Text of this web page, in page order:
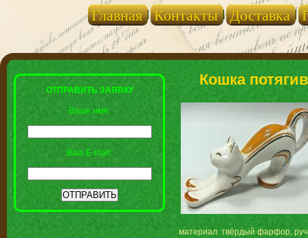
Главная Контакты Доставка
ОТПРАВИТЬ ЗАЯВКУ
Ваше имя:
Ваш E-mail:
Кошка
материал: твёрдый фарфор,